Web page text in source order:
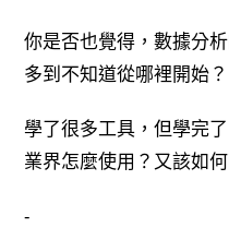
你是否也覺得，數據分
多到不知道從哪裡開始？
學了很多工具，但學完
業界怎麼使用？又該如
-